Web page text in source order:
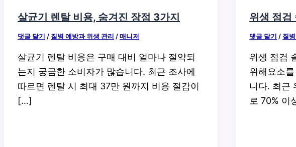
살균기 렌탈 비용, 숨겨진 장점 3가지
댓글 달기 / 질병 예방과 위생 관리 /매니저
살균기 렌탈 비용은 구매 대비 얼마나 절약되
는지 궁금한 소비자가 많습니다. 최근 조사에
따르면 렌탈 시 최대 37만 원까지 비용 절감이
[…]
위생 점검
댓글 달기 / 질
위생 점검
위해요소
니다. 최근
로 70% 이